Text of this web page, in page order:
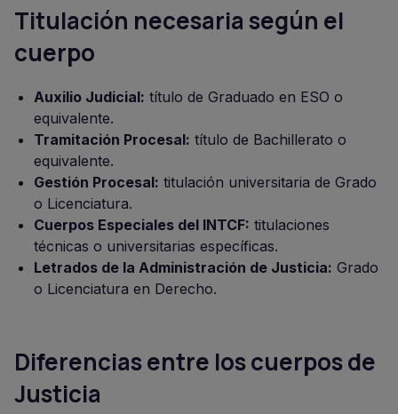
Titulación necesaria según el
cuerpo
Auxilio Judicial: título de Graduado en ESO o
equivalente.
Tramitación Procesal: título de Bachillerato o
equivalente.
Gestión Procesal: titulación universitaria de Grado
o Licenciatura.
Cuerpos Especiales del INTCF: titulaciones
técnicas o universitarias específicas.
Letrados de la Administración de Justicia: Grado
o Licenciatura en Derecho.
Diferencias entre los cuerpos de
Justicia